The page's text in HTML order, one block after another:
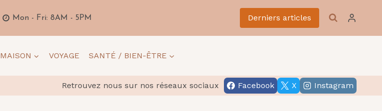
Mon - Fri: 8AM - 5PM Derniers articles
MAISON VOYAGE SANTÉ / BIEN-ÊTRE
Retrouvez nous sur nos réseaux sociaux Facebook X Instagram